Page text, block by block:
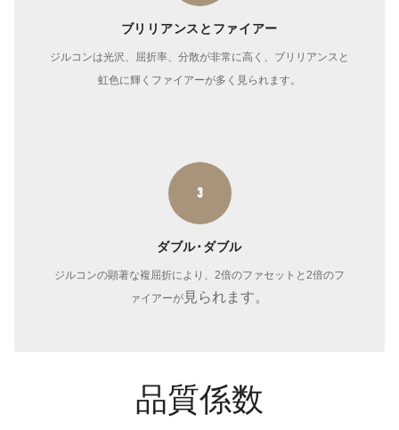
ブリリアンスとファイアー
ジルコンは光沢、屈折率、分散が非常に高く、ブリリアンスと
虹色に輝くファイアーが多く見られます。
3
ダブル･ダブル
ジルコンの顕著な複屈折により、2倍のファセットと2倍のフ
ァイアーが 見られます。
品質係数